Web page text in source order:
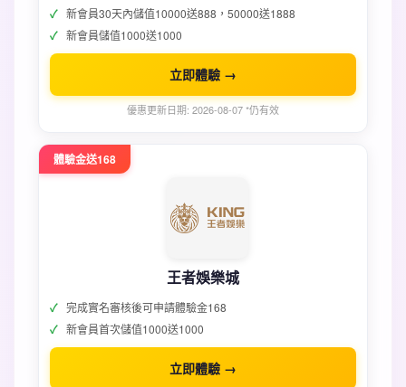
新會員30天內儲值10000送888，50000送1888
新會員儲值1000送1000
立即體驗 →
優惠更新日期: 2026-08-07 *仍有效
體驗金送168
王者娛樂城
完成實名審核後可申請體驗金168
新會員首次儲值1000送1000
立即體驗 →